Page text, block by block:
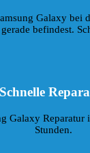
Galaxy bei
befindest.
Schnelle
Galaxy
Stunden.